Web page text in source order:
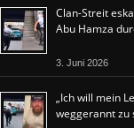
Clan-Streit
Abu Hamza
3. Juni 2026
„Ich will mein
weggerannt zu